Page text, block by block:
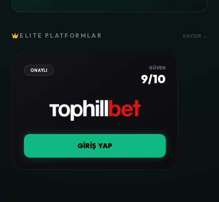
ELITE PLATFORMLAR KAYDIR →
ONAYLI GÜVEN
9/10
GİRİŞ YAP